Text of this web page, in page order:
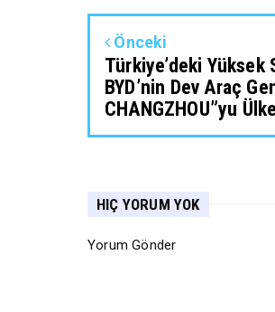
Önceki
Türkiye’deki Yüksek
BYD’nin Dev Araç
CHANGZHOU”yu
HIÇ YORUM YOK
Yorum Gönder